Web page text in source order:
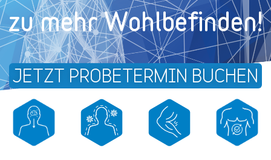
zu mehr Wohl­befinden!
JETZT PROBETERMIN BUCHEN